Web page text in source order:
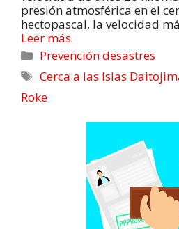
presión atmosférica en el
hectopascal, la velocidad
Leer más
Prevención desastres
Cerca a las Islas
Roke